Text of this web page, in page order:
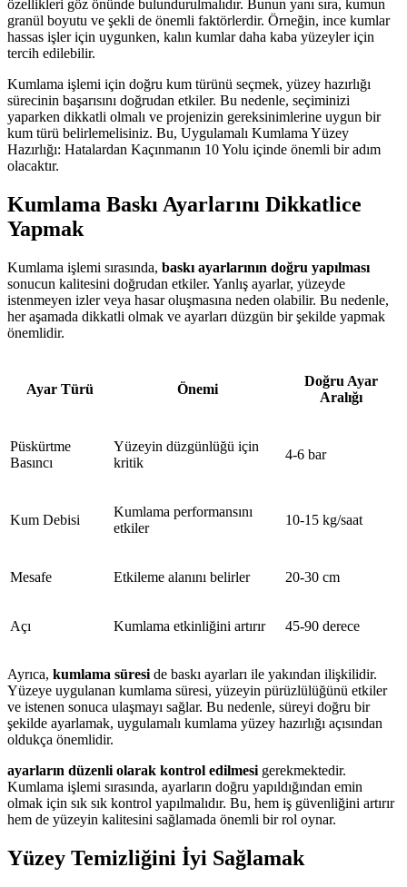
özellikleri göz önünde bulundurulmalıdır. Bunun yanı sıra, kumun
granül boyutu ve şekli de önemli faktörlerdir. Örneğin, ince kumlar
hassas işler için uygunken, kalın kumlar daha kaba yüzeyler için
tercih edilebilir.
Kumlama işlemi için doğru kum türünü seçmek, yüzey hazırlığı
sürecinin başarısını doğrudan etkiler. Bu nedenle, seçiminizi
yaparken dikkatli olmalı ve projenizin gereksinimlerine uygun bir
kum türü belirlemelisiniz. Bu, Uygulamalı Kumlama Yüzey
Hazırlığı: Hatalardan Kaçınmanın 10 Yolu içinde önemli bir adım
olacaktır.
Kumlama Baskı Ayarlarını Dikkatlice
Yapmak
Kumlama işlemi sırasında, baskı ayarlarının doğru yapılması
sonucun kalitesini doğrudan etkiler. Yanlış ayarlar, yüzeyde
istenmeyen izler veya hasar oluşmasına neden olabilir. Bu nedenle,
her aşamada dikkatli olmak ve ayarları düzgün bir şekilde yapmak
önemlidir.
Ayar Türü Önemi
Doğru Ayar
Aralığı
Püskürtme
Basıncı
Yüzeyin düzgünlüğü için
kritik
4-6 bar
Kum Debisi
Kumlama performansını
etkiler
10-15 kg/saat
Mesafe Etkileme alanını belirler 20-30 cm
Açı Kumlama etkinliğini artırır 45-90 derece
Ayrıca, kumlama süresi de baskı ayarları ile yakından ilişkilidir.
Yüzeye uygulanan kumlama süresi, yüzeyin pürüzlülüğünü etkiler
ve istenen sonuca ulaşmayı sağlar. Bu nedenle, süreyi doğru bir
şekilde ayarlamak, uygulamalı kumlama yüzey hazırlığı açısından
oldukça önemlidir.
ayarların düzenli olarak kontrol edilmesi gerekmektedir.
Kumlama işlemi sırasında, ayarların doğru yapıldığından emin
olmak için sık sık kontrol yapılmalıdır. Bu, hem iş güvenliğini artırır
hem de yüzeyin kalitesini sağlamada önemli bir rol oynar.
Yüzey Temizliğini İyi Sağlamak